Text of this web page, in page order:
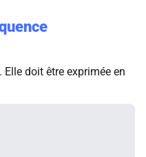
doit être exprimée en